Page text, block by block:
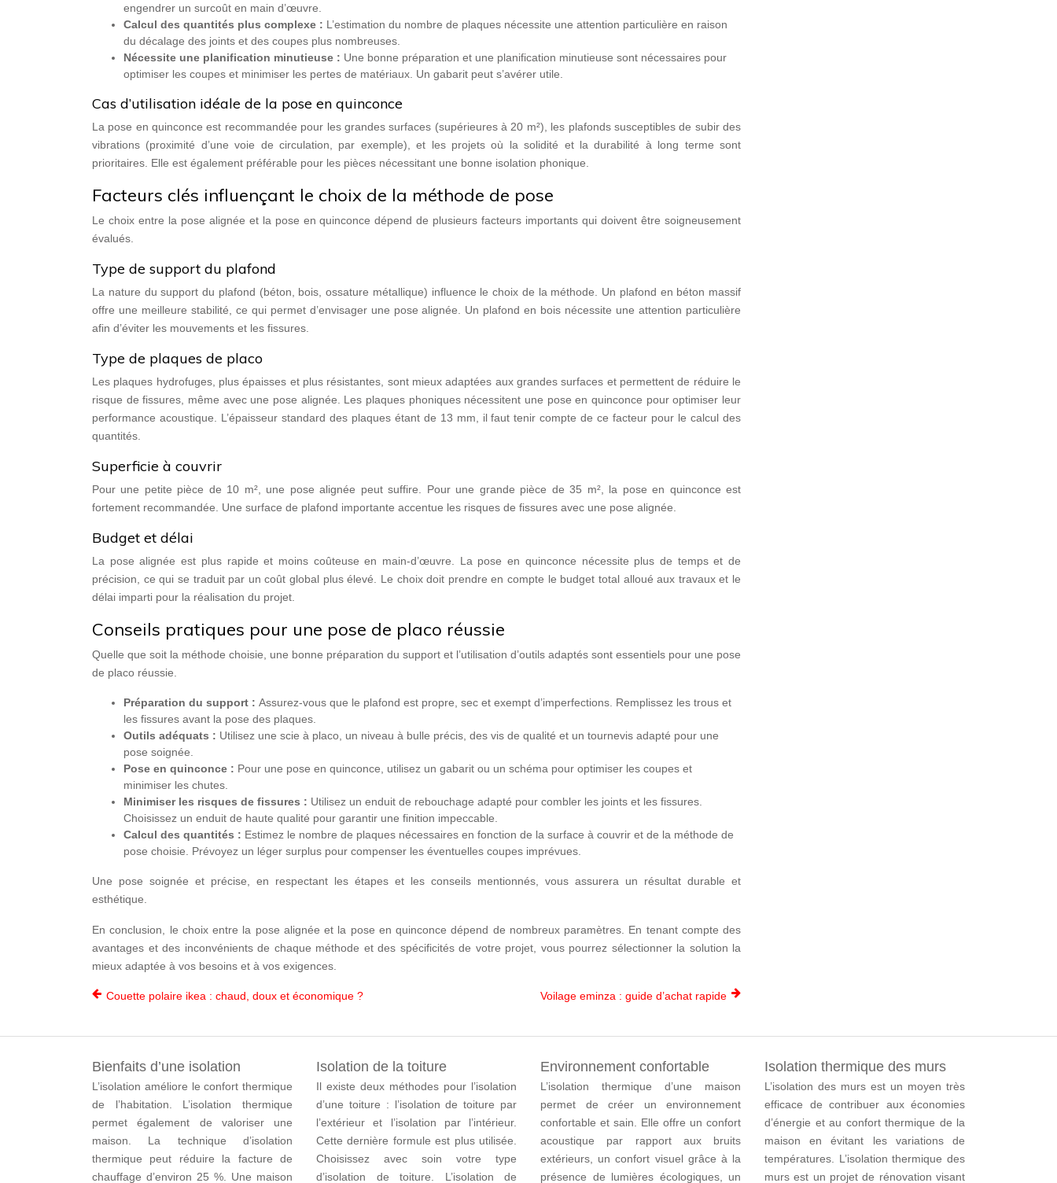
engendrer un surcoût en main d’œuvre.
Calcul des quantités plus complexe : L’estimation du nombre de plaques nécessite une attention particulière en raison
du décalage des joints et des coupes plus nombreuses.
Nécessite une planification minutieuse : Une bonne préparation et une planification minutieuse sont nécessaires pour
optimiser les coupes et minimiser les pertes de matériaux. Un gabarit peut s’avérer utile.
Cas d’utilisation idéale de la pose en quinconce
La pose en quinconce est recommandée pour les grandes surfaces (supérieures à 20 m²), les plafonds susceptibles de subir des
vibrations (proximité d’une voie de circulation, par exemple), et les projets où la solidité et la durabilité à long terme sont
prioritaires. Elle est également préférable pour les pièces nécessitant une bonne isolation phonique.
Facteurs clés influençant le choix de la méthode de pose
Le choix entre la pose alignée et la pose en quinconce dépend de plusieurs facteurs importants qui doivent être soigneusement
évalués.
Type de support du plafond
La nature du support du plafond (béton, bois, ossature métallique) influence le choix de la méthode. Un plafond en béton massif
offre une meilleure stabilité, ce qui permet d’envisager une pose alignée. Un plafond en bois nécessite une attention particulière
afin d’éviter les mouvements et les fissures.
Type de plaques de placo
Les plaques hydrofuges, plus épaisses et plus résistantes, sont mieux adaptées aux grandes surfaces et permettent de réduire le
risque de fissures, même avec une pose alignée. Les plaques phoniques nécessitent une pose en quinconce pour optimiser leur
performance acoustique. L’épaisseur standard des plaques étant de 13 mm, il faut tenir compte de ce facteur pour le calcul des
quantités.
Superficie à couvrir
Pour une petite pièce de 10 m², une pose alignée peut suffire. Pour une grande pièce de 35 m², la pose en quinconce est
fortement recommandée. Une surface de plafond importante accentue les risques de fissures avec une pose alignée.
Budget et délai
La pose alignée est plus rapide et moins coûteuse en main-d’œuvre. La pose en quinconce nécessite plus de temps et de
précision, ce qui se traduit par un coût global plus élevé. Le choix doit prendre en compte le budget total alloué aux travaux et le
délai imparti pour la réalisation du projet.
Conseils pratiques pour une pose de placo réussie
Quelle que soit la méthode choisie, une bonne préparation du support et l’utilisation d’outils adaptés sont essentiels pour une pose
de placo réussie.
Préparation du support : Assurez-vous que le plafond est propre, sec et exempt d’imperfections. Remplissez les trous et
les fissures avant la pose des plaques.
Outils adéquats : Utilisez une scie à placo, un niveau à bulle précis, des vis de qualité et un tournevis adapté pour une
pose soignée.
Pose en quinconce : Pour une pose en quinconce, utilisez un gabarit ou un schéma pour optimiser les coupes et
minimiser les chutes.
Minimiser les risques de fissures : Utilisez un enduit de rebouchage adapté pour combler les joints et les fissures.
Choisissez un enduit de haute qualité pour garantir une finition impeccable.
Calcul des quantités : Estimez le nombre de plaques nécessaires en fonction de la surface à couvrir et de la méthode de
pose choisie. Prévoyez un léger surplus pour compenser les éventuelles coupes imprévues.
Une pose soignée et précise, en respectant les étapes et les conseils mentionnés, vous assurera un résultat durable et
esthétique.
En conclusion, le choix entre la pose alignée et la pose en quinconce dépend de nombreux paramètres. En tenant compte des
avantages et des inconvénients de chaque méthode et des spécificités de votre projet, vous pourrez sélectionner la solution la
mieux adaptée à vos besoins et à vos exigences.
Couette polaire ikea : chaud, doux et économique ? Voilage eminza : guide d’achat rapide
Bienfaits d’une isolation
L’isolation améliore le confort thermique
de l’habitation. L’isolation thermique
permet également de valoriser une
maison. La technique d’isolation
thermique peut réduire la facture de
chauffage d’environ 25 %. Une maison
Isolation de la toiture
Il existe deux méthodes pour l’isolation
d’une toiture : l’isolation de toiture par
l’extérieur et l’isolation par l’intérieur.
Cette dernière formule est plus utilisée.
Choisissez avec soin votre type
d’isolation de toiture. L’isolation de
Environnement confortable
L’isolation thermique d’une maison
permet de créer un environnement
confortable et sain. Elle offre un confort
acoustique par rapport aux bruits
extérieurs, un confort visuel grâce à la
présence de lumières écologiques, un
Isolation thermique des murs
L’isolation des murs est un moyen très
efficace de contribuer aux économies
d’énergie et au confort thermique de la
maison en évitant les variations de
températures.
L’isolation thermique des
murs est un projet de rénovation visant